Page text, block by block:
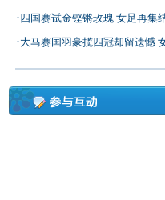
·四国赛试金铿锵玫瑰 女足再集
·大马赛国羽豪揽四冠却留遗憾